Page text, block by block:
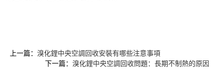
上一篇： 溴化鋰中央空調回收安裝有哪些注意事項
下一篇： 溴化鋰中央空調回收問題：長期不制熱的原因